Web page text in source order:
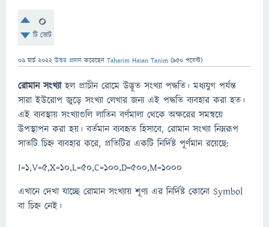
0
টি ভোট
06 মার্চ 2022 উত্তর প্রদান করেছেন Taharim Hasan Tanim (950 পয়েন্ট)
রোমান সংখ্যাহল প্রাচীন রোমে উদ্ভূত সংখ্যা পদ্ধতি। মধ্যযুগ পর্যন্ত
সারা ইউরোপ জুড়ে সংখ্যা লেখার জন্য এই পদ্ধতি ব্যবহার করা হত।
এই ব্যবস্থায় সংখ্যাগুলি লাতিন বর্ণমালা থেকে অক্ষরের সমন্বয়ে
উপস্থাপন করা হয়। বর্তমান ব্যবহৃত হিসাবে, রোমান সংখ্যা নিম্নরূপ
সাতটি চিহ্ন ব্যবহার করে, প্রতিটির একটি নির্দিষ্ট পূর্ণমান রয়েছে:
I=1,V=5,X=10,L=50,C=100,D=500,M=1000
এখানে দেখা যাচ্ছে রোমান সংখ্যায় শূণ্য এর নির্দিষ্ট কোনো Symbol
বা চিহ্ন নেই।